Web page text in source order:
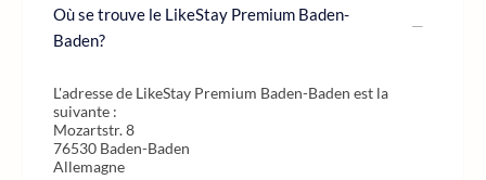
Où se trouve le LikeStay Premium Baden-
Baden?
L'adresse de LikeStay Premium Baden-Baden est la
suivante :
Mozartstr. 8
76530 Baden-Baden
Allemagne